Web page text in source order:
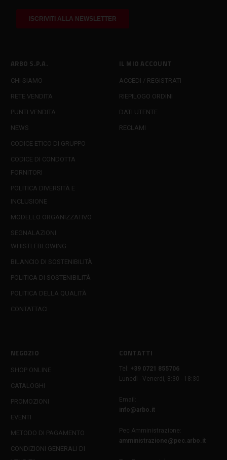
ARBO S.P.A.
CHI SIAMO
RETE VENDITA
PUNTI VENDITA
NEWS
CODICE ETICO DI GRUPPO
CODICE DI CONDOTTA
FORNITORI
POLITICA DIVERSITÀ E
INCLUSIONE
MODELLO ORGANIZZATIVO
SEGNALAZIONI
WHISTLEBLOWING
BILANCIO DI SOSTENIBILITÀ
POLITICA DI SOSTENIBILITÀ
POLITICA DELLA QUALITÀ
CONTATTACI
IL MIO ACCOUNT
ACCEDI / REGISTRATI
RIEPILOGO ORDINI
DATI UTENTE
RECLAMI
NEGOZIO
SHOP ONLINE
CATALOGHI
PROMOZIONI
EVENTI
METODO DI PAGAMENTO
CONDIZIONI GENERALI DI
CONTATTI
Tel:
+39 0721 855706
Lunedì - Venerdì, 8:30 - 18:30
Email:
info@arbo.it
Pec Amministrazione:
amministrazione@pec.arbo.it